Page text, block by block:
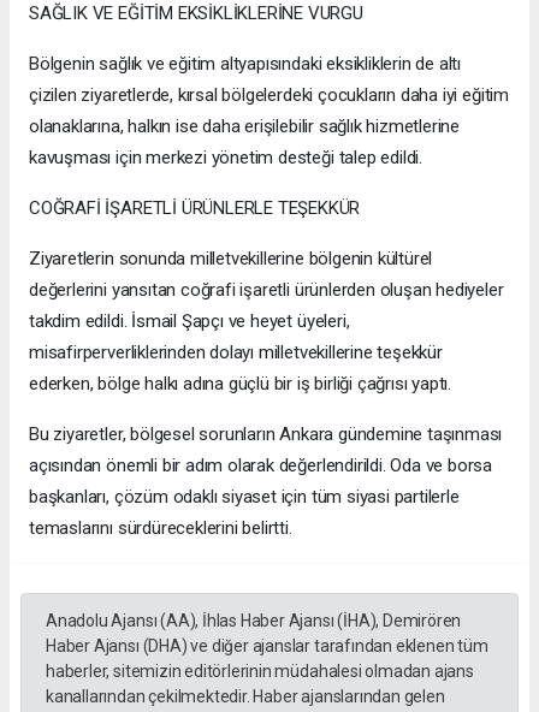
SAĞLIK VE EĞİTİM EKSİKLİKLERİNE VURGU
Bölgenin sağlık ve eğitim altyapısındaki eksikliklerin de altı
çizilen ziyaretlerde, kırsal bölgelerdeki çocukların daha iyi eğitim
olanaklarına, halkın ise daha erişilebilir sağlık hizmetlerine
kavuşması için merkezi yönetim desteği talep edildi.
COĞRAFİ İŞARETLİ ÜRÜNLERLE TEŞEKKÜR
Ziyaretlerin sonunda milletvekillerine bölgenin kültürel
değerlerini yansıtan coğrafi işaretli ürünlerden oluşan hediyeler
takdim edildi. İsmail Şapçı ve heyet üyeleri,
misafirperverliklerinden dolayı milletvekillerine teşekkür
ederken, bölge halkı adına güçlü bir iş birliği çağrısı yaptı.
Bu ziyaretler, bölgesel sorunların Ankara gündemine taşınması
açısından önemli bir adım olarak değerlendirildi. Oda ve borsa
başkanları, çözüm odaklı siyaset için tüm siyasi partilerle
temaslarını sürdüreceklerini belirtti.
Anadolu Ajansı (AA), İhlas Haber Ajansı (İHA), Demirören
Haber Ajansı (DHA) ve diğer ajanslar tarafından eklenen tüm
haberler, sitemizin editörlerinin müdahalesi olmadan ajans
kanallarından çekilmektedir. Haber ajanslarından gelen